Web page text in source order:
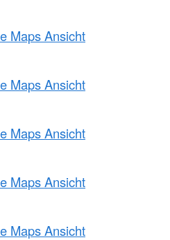
Maps Ansicht
Maps Ansicht
Maps Ansicht
Maps Ansicht
Maps Ansicht